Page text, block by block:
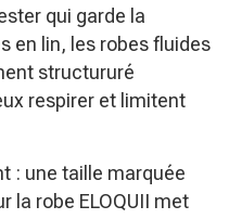
qui garde la
en lin, les robes fluides
structururé
respirer et limitent
: une taille marquée
la robe ELOQUII met